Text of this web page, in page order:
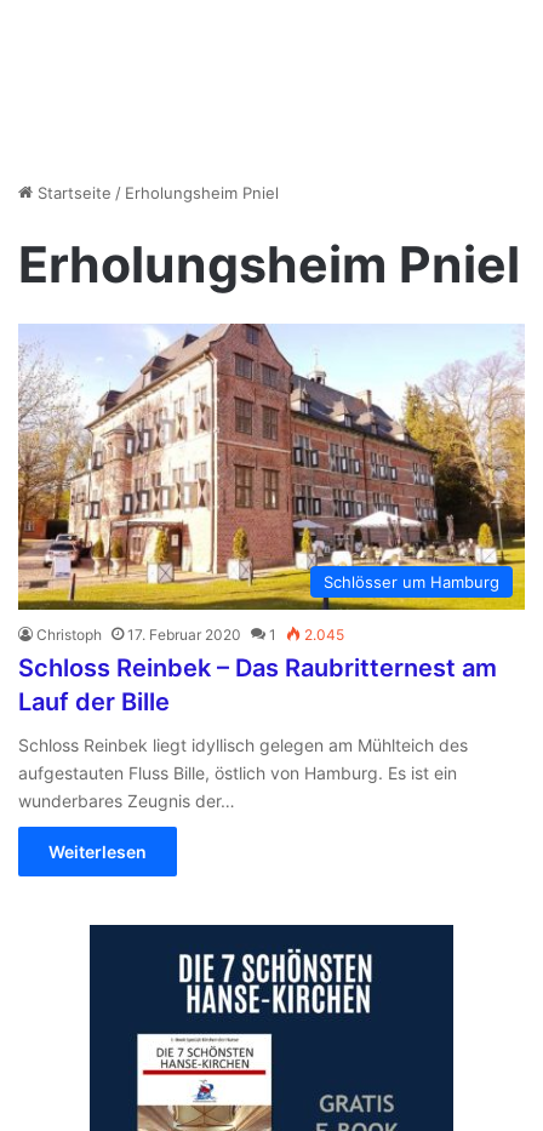
Startseite / Erholungsheim Pniel
Erholungsheim Pniel
Schlösser um Hamburg
Christoph 17. Februar 2020 1 2.045
Schloss Reinbek – Das Raubritternest am
Lauf der Bille
Schloss Reinbek liegt idyllisch gelegen am Mühlteich des
aufgestauten Fluss Bille, östlich von Hamburg. Es ist ein
wunderbares Zeugnis der…
Weiterlesen